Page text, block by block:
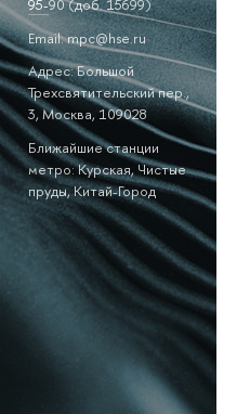
95-90 (доб. 15699)
Email: mpc@hse.ru
Адрес: Большой
Трехсвятительский пер.,
3, Москва, 109028
Ближайшие станции
метро: Курская, Чистые
пруды, Китай-Город